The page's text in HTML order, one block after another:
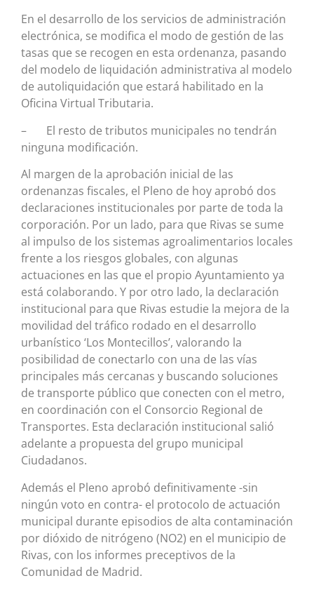
En el desarrollo de los servicios de administración
electrónica, se modifica el modo de gestión de las
tasas que se recogen en esta ordenanza, pasando
del modelo de liquidación administrativa al modelo
de autoliquidación que estará habilitado en la
Oficina Virtual Tributaria.
– El resto de tributos municipales no tendrán
ninguna modificación.
Al margen de la aprobación inicial de las
ordenanzas fiscales, el Pleno de hoy aprobó dos
declaraciones institucionales por parte de toda la
corporación. Por un lado, para que Rivas se sume
al impulso de los sistemas agroalimentarios locales
frente a los riesgos globales, con algunas
actuaciones en las que el propio Ayuntamiento ya
está colaborando. Y por otro lado, la declaración
institucional para que Rivas estudie la mejora de la
movilidad del tráfico rodado en el desarrollo
urbanístico ‘Los Montecillos’, valorando la
posibilidad de conectarlo con una de las vías
principales más cercanas y buscando soluciones
de transporte público que conecten con el metro,
en coordinación con el Consorcio Regional de
Transportes. Esta declaración institucional salió
adelante a propuesta del grupo municipal
Ciudadanos.
Además el Pleno aprobó definitivamente -sin
ningún voto en contra- el protocolo de actuación
municipal durante episodios de alta contaminación
por dióxido de nitrógeno (NO2) en el municipio de
Rivas, con los informes preceptivos de la
Comunidad de Madrid.